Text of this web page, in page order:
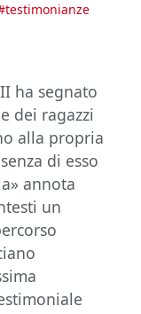
testimonianze
ha segnato
dei ragazzi
alla propria
di esso
annota
un